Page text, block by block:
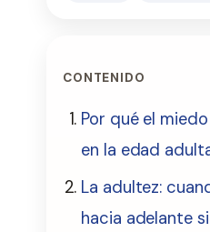
CONTENIDO
Por qué el
en la edad
La adultez:
hacia adelante